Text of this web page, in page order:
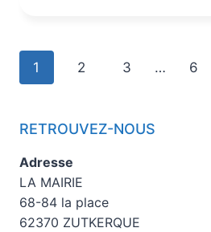
1 2 3 … 6
RETROUVEZ-NOUS
Adresse
LA MAIRIE
68-84 la place
62370 ZUTKERQUE